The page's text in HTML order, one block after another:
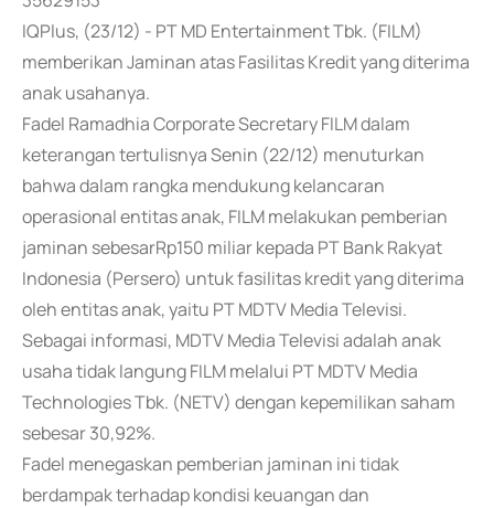
IQPlus, (23/12) - PT MD Entertainment Tbk. (FILM)
memberikan Jaminan atas Fasilitas Kredit yang diterima
anak usahanya.
Fadel Ramadhia Corporate Secretary FILM dalam
keterangan tertulisnya Senin (22/12) menuturkan
bahwa dalam rangka mendukung kelancaran
operasional entitas anak, FILM melakukan pemberian
jaminan sebesarRp150 miliar kepada PT Bank Rakyat
Indonesia (Persero) untuk fasilitas kredit yang diterima
oleh entitas anak, yaitu PT MDTV Media Televisi.
Sebagai informasi, MDTV Media Televisi adalah anak
usaha tidak langung FILM melalui PT MDTV Media
Technologies Tbk. (NETV) dengan kepemilikan saham
sebesar 30,92%.
Fadel menegaskan pemberian jaminan ini tidak
berdampak terhadap kondisi keuangan dan